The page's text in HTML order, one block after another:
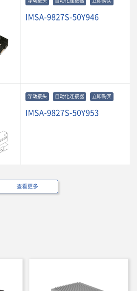
IMSA-9827S-50Y946
浮动接头 自动化连接器 立即购买
IMSA-9827S-50Y953
浮动接头 自动化连接器
自动化连接器 立即购买
查看更多